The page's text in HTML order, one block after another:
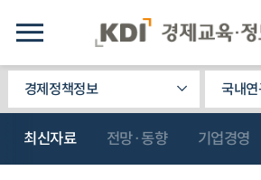
경제정책정보 국내
최신자료 전망·동향 기업경영